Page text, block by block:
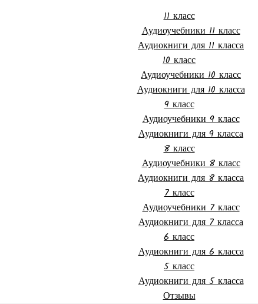
11 класс
Аудиоучебники 11 класс
Аудиокниги для 11 класса
10 класс
Аудиоучебники 10 класс
Аудиокниги для 10 класса
9 класс
Аудиоучебники 9 класс
Аудиокниги для 9 класса
8 класс
Аудиоучебники 8 класс
Аудиокниги для 8 класса
7 класс
Аудиоучебники 7 класс
Аудиокниги для 7 класса
6 класс
Аудиокниги для 6 класса
5 класс
Аудиокниги для 5 класса
Отзывы